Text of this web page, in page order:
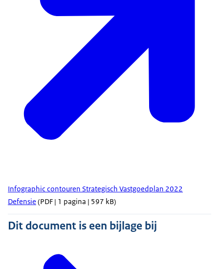
Infographic contouren Strategisch Vastgoedplan 2022
Defensie (PDF | 1 pagina | 597 kB)
Dit document is een bijlage bij